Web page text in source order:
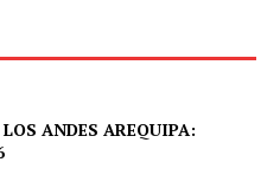
ANDES AREQUIPA: